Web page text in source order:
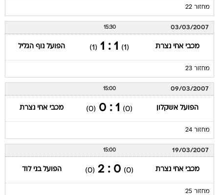
מחזור 22
03/03/2007
15:30
מכבי אחי נצרת (1)
1 : 1
(1) הפועל נוף הגליל
מחזור 23
09/03/2007
15:00
הפועל אשקלון (0)
1 : 0
(0) מכבי אחי נצרת
מחזור 24
19/03/2007
15:00
מכבי אחי נצרת (0)
0 : 2
(0) הפועל בני לוד
מחזור 25